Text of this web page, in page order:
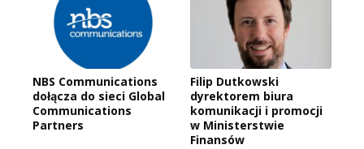
NBS Communications
dołącza do sieci Global
Communications
Partners
Filip Dutkowski
dyrektorem biura
komunikacji i promocji
w Ministerstwie
Finansów